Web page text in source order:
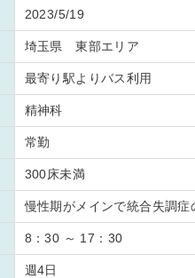
2023/5/19
埼玉県 東部エリア
最寄り駅よりバス利用
精神科
常勤
300床未満
慢性期がメインで統合失調症
8：30 ～ 17：30
週4日